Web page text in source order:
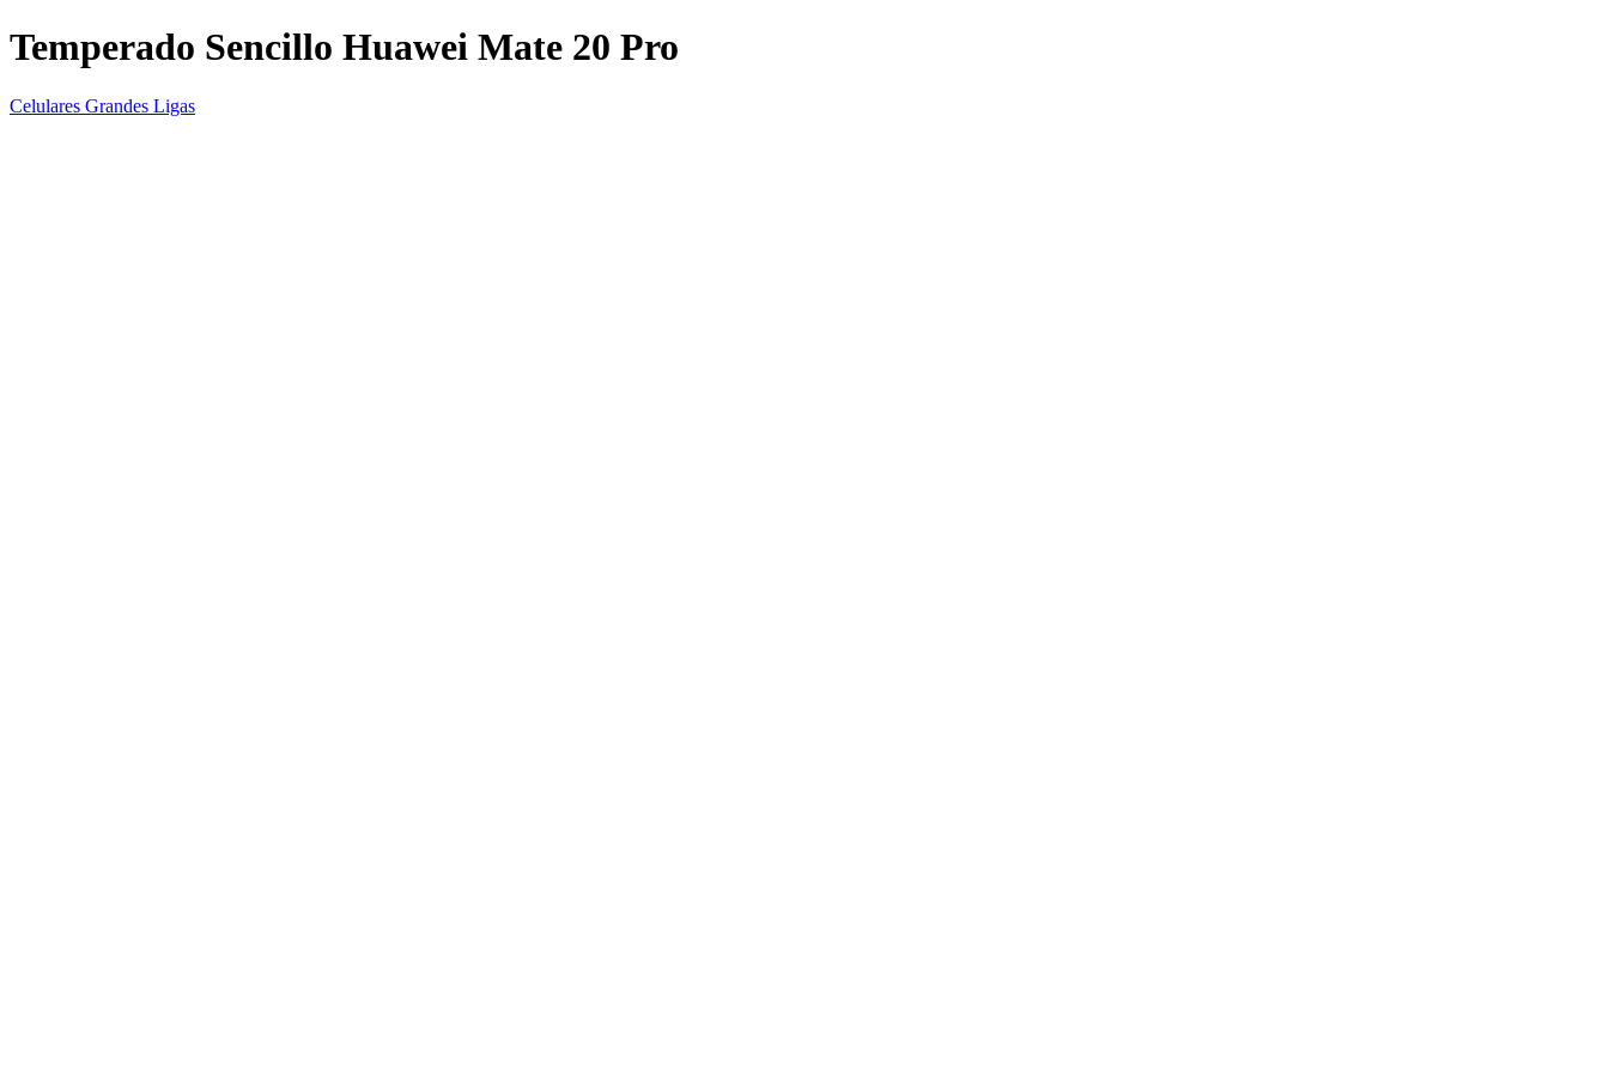
Temperado Sencillo Huawei Mate 20 Pro
Celulares Grandes Ligas